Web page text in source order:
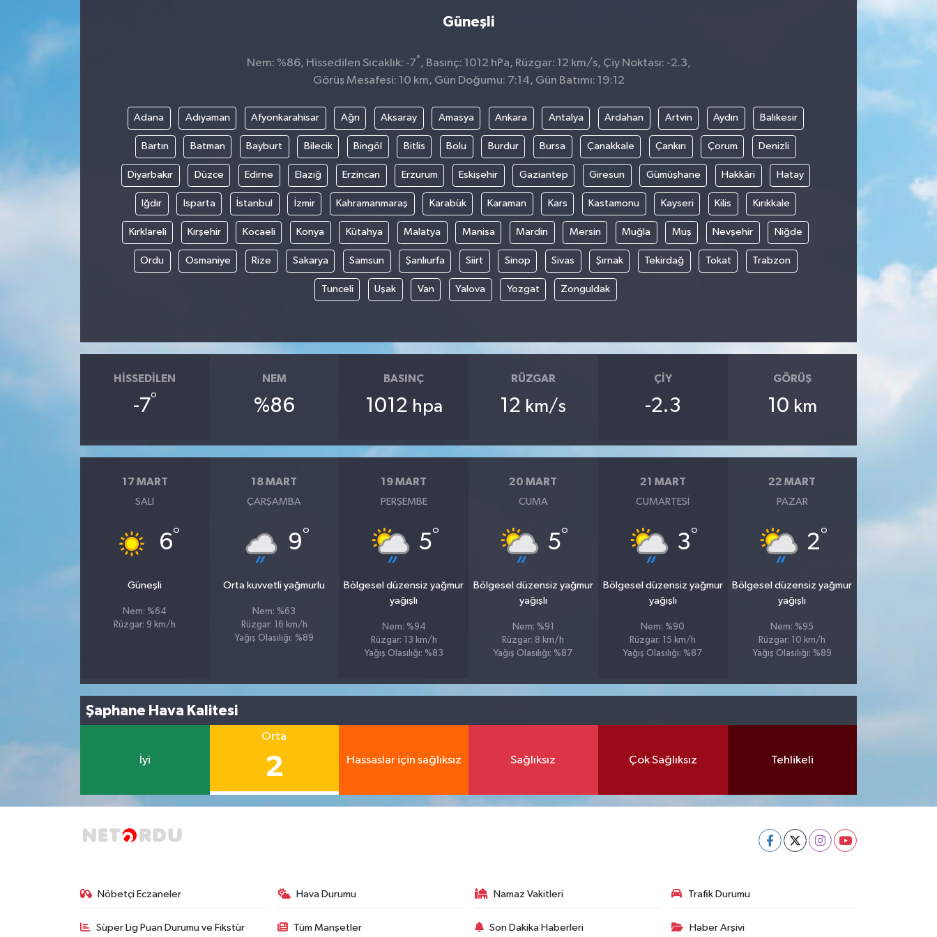
Güneşli
Nem: %86, Hissedilen Sıcaklık: -7° , Basınç: 1012 hPa, Rüzgar: 12 km/s, Çiy Noktası: -2.3,
Görüş Mesafesi: 10 km, Gün Doğumu: 7:14, Gün Batımı: 19:12
Adana Adıyaman Afyonkarahisar Ağrı Aksaray Amasya Ankara Antalya Ardahan Artvin Aydın Balıkesir
Bartın Batman Bayburt Bilecik Bingöl Bitlis Bolu Burdur Bursa Çanakkale Çankırı Çorum Denizli
Diyarbakır Düzce Edirne Elazığ Erzincan Erzurum Eskişehir Gaziantep Giresun Gümüşhane Hakkâri Hatay
Iğdır Isparta İstanbul İzmir Kahramanmaraş Karabük Karaman Kars Kastamonu Kayseri Kilis Kırıkkale
Kırklareli Kırşehir Kocaeli Konya Kütahya Malatya Manisa Mardin Mersin Muğla Muş Nevşehir Niğde
Ordu Osmaniye Rize Sakarya Samsun Şanlıurfa Siirt Sinop Sivas Şırnak Tekirdağ Tokat Trabzon
Tunceli Uşak Van Yalova Yozgat Zonguldak
HISSEDILEN
-7°
NEM
%86
BASINÇ
1012 hpa
RÜZGAR
12 km/s
ÇIY
-2.3
GÖRÜŞ
10 km
17 MART
SALI
6°
Güneşli
Nem: %64
Rüzgar: 9 km/h
18 MART
ÇARŞAMBA
9°
Orta kuvvetli yağmurlu
Nem: %63
Rüzgar: 16 km/h
Yağış Olasılığı: %89
19 MART
PERŞEMBE
5°
Bölgesel düzensiz yağmur
yağışlı
Nem: %94
Rüzgar: 13 km/h
Yağış Olasılığı: %83
20 MART
CUMA
5°
Bölgesel düzensiz yağmur
yağışlı
Nem: %91
Rüzgar: 8 km/h
Yağış Olasılığı: %87
21 MART
CUMARTESI
3°
Bölgesel düzensiz yağmur
yağışlı
Nem: %90
Rüzgar: 15 km/h
Yağış Olasılığı: %87
22 MART
PAZAR
2°
Bölgesel düzensiz yağmur
yağışlı
Nem: %95
Rüzgar: 10 km/h
Yağış Olasılığı: %89
Şaphane Hava Kalitesi
İyi
Orta
2 Hassaslar için sağlıksız Sağlıksız Çok Sağlıksız Tehlikeli
Nöbetçi Eczaneler Hava Durumu Namaz Vakitleri Trafik Durumu
Süper Lig Puan Durumu ve Fikstür Tüm Manşetler Son Dakika Haberleri Haber Arşivi
OTOMOBİL